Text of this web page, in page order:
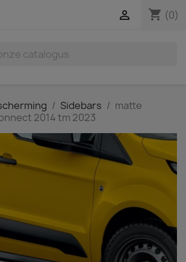
shopping_cart (0)

Sidebars
matte
2014 tm 2023